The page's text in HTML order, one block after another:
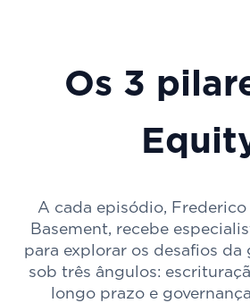
Os 3
A cada episódio, Frederico
Basement, recebe
para explorar os desafios da
sob três ângulos:
longo prazo e